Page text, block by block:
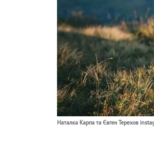
Наталка Карпа та Євген Терехов